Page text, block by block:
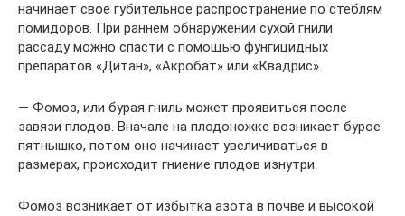
начинает свое губительное распространение по стеблям
помидоров. При раннем обнаружении сухой гнили
рассаду можно спасти с помощью фунгицидных
препаратов «Дитан», «Акробат» или «Квадрис».
— Фомоз, или бурая гниль может проявиться после
завязи плодов. Вначале на плодоножке возникает бурое
пятнышко, потом оно начинает увеличиваться в
размерах, происходит гниение плодов изнутри.
Фомоз возникает от избытка азота в почве и высокой